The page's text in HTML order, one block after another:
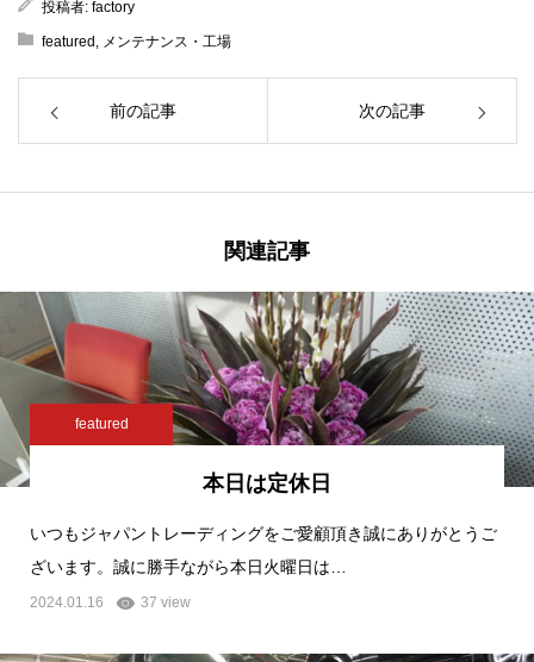
投稿者: factory
featured , メンテナンス・工場
前の記事 次の記事
関連記事
featured
本日は定休日
いつもジャパントレーディングをご愛顧頂き誠にありがとうご
ざいます。誠に勝手ながら本日火曜日は…
2024.01.16 37 view